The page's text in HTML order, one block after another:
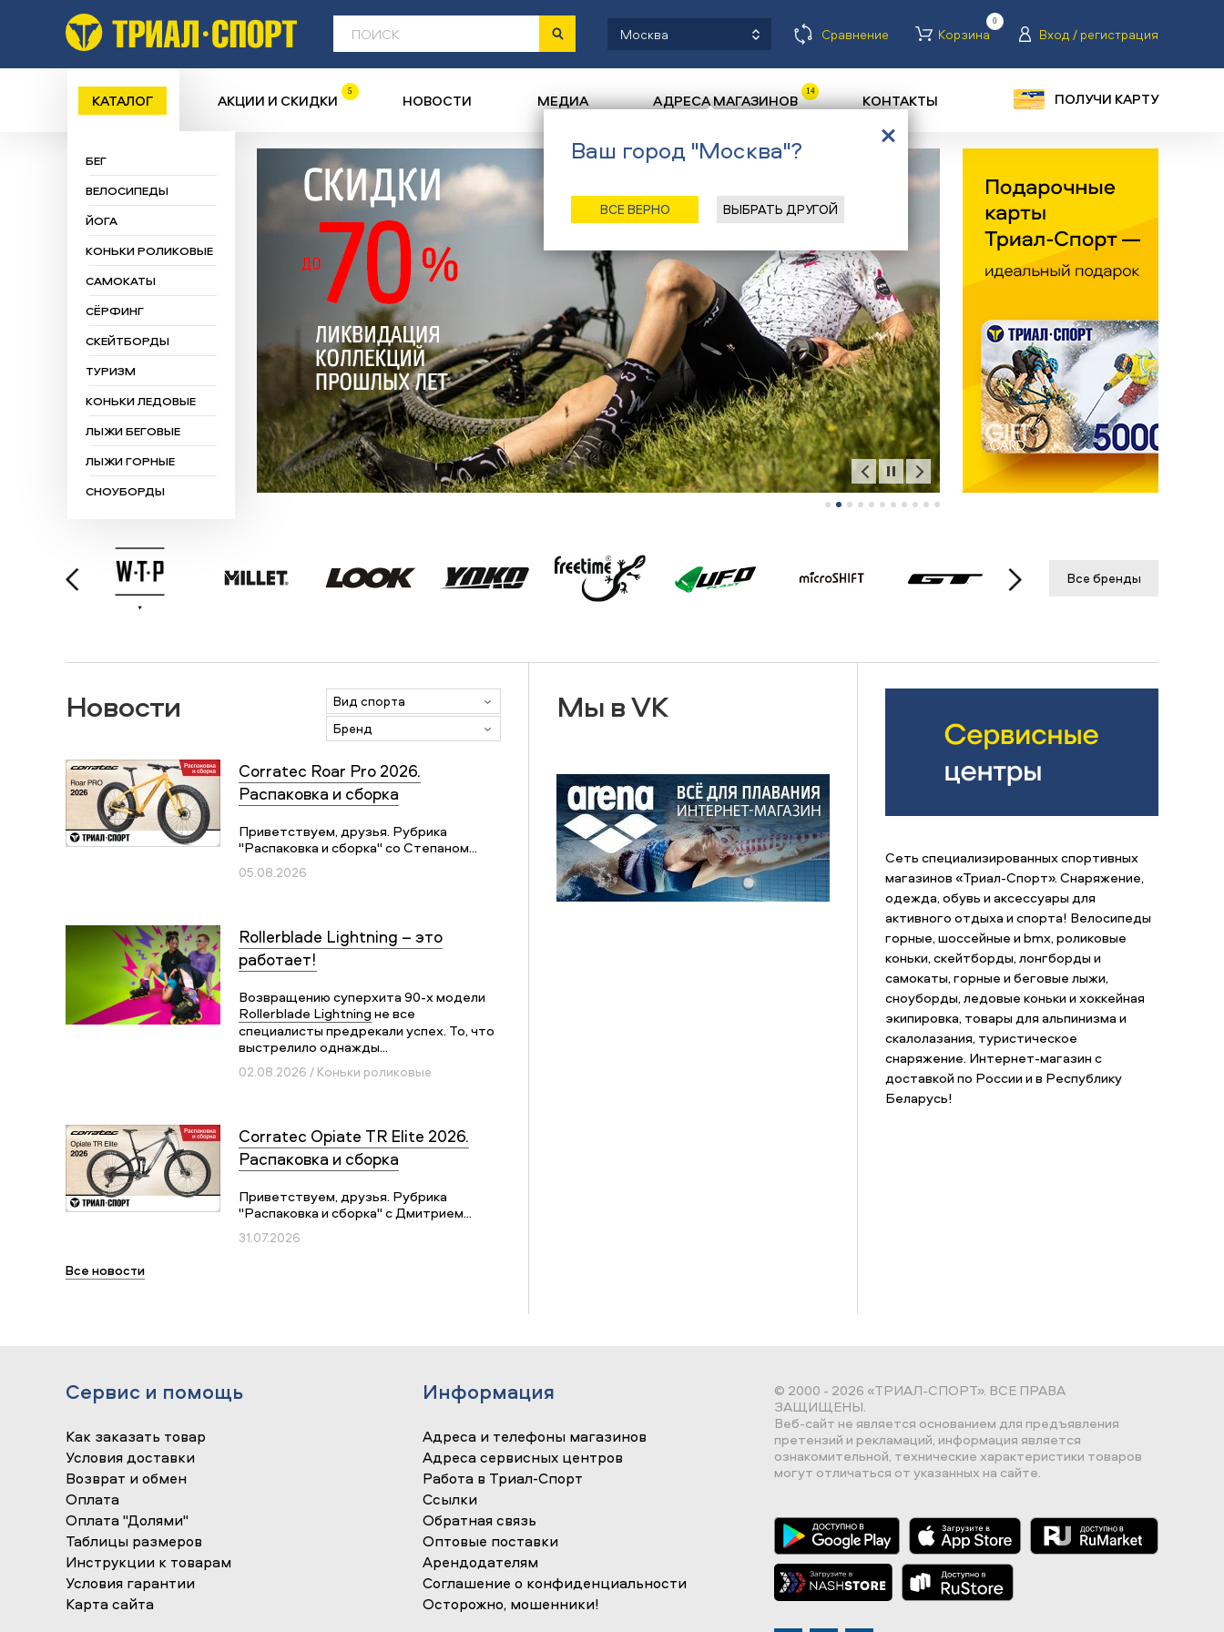
Москва Сравнение Корзина
0
Вход / регистрация
КАТАЛОГ
БЕГ
ВЕЛОСИПЕДЫ
ЙОГА
КОНЬКИ РОЛИКОВЫЕ
САМОКАТЫ
СЁРФИНГ
СКЕЙТБОРДЫ
ТУРИЗМ
КОНЬКИ ЛЕДОВЫЕ
ЛЫЖИ БЕГОВЫЕ
ЛЫЖИ ГОРНЫЕ
СНОУБОРДЫ
АКЦИИ И СКИДКИ 5 НОВОСТИ МЕДИА АДРЕСА МАГАЗИНОВ 14 КОНТАКТЫ ПОЛУЧИ КАРТУ
Все бренды
Новости
Вид спорта
Бренд
Corratec Roar Pro 2026.
Распаковка и сборка
Приветствуем, друзья. Рубрика
"Распаковка и сборка" со Степаном...
05.08.2026
Rollerblade Lightning – это
работает!
Возвращению суперхита 90-х модели
Rollerblade Lightningне все
специалисты предрекали успех. То, что
выстрелило однажды...
02.08.2026 / Коньки роликовые
Corratec Opiate TR Elite 2026.
Распаковка и сборка
Приветствуем, друзья. Рубрика
"Распаковка и сборка" с Дмитрием...
31.07.2026
Все новости
Мы в VK
Сеть специализированных спортивных
магазинов «Триал-Спорт». Снаряжение,
одежда, обувь и аксессуары для
активного отдыха и спорта! Велосипеды
горные, шоссейные и bmx, роликовые
коньки, скейтборды, лонгборды и
самокаты, горные и беговые лыжи,
сноуборды, ледовые коньки и хоккейная
экипировка, товары для альпинизма и
скалолазания, туристическое
снаряжение. Интернет-магазин с
доставкой по России и в Республику
Беларусь!
Сервис и помощь
Как заказать товар
Условия доставки
Возврат и обмен
Оплата
Оплата "Долями"
Таблицы размеров
Инструкции к товарам
Условия гарантии
Карта сайта
Информация
Адреса и телефоны магазинов
Адреса сервисных центров
Работа в Триал-Спорт
Ссылки
Обратная связь
Оптовые поставки
Арендодателям
Соглашение о конфиденциальности
Осторожно, мошенники!
© 2000 - 2026 «ТРИАЛ-СПОРТ». ВСЕ ПРАВА
ЗАЩИЩЕНЫ.
Веб-сайт не является основанием для предъявления
претензий и рекламаций, информация является
ознакомительной, технические характеристики товаров
могут отличаться от указанных на сайте.
Ваш город "Москва"?
ВСЕ ВЕРНО ВЫБРАТЬ ДРУГОЙ